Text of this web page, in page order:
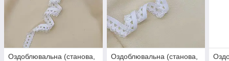
Оздоблювальна (станова,
Оздоблювальна (станова,